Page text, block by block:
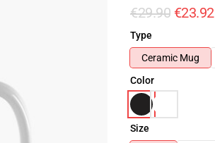
€29.90 €23.92
Type
Ceramic Mug
Color
Size